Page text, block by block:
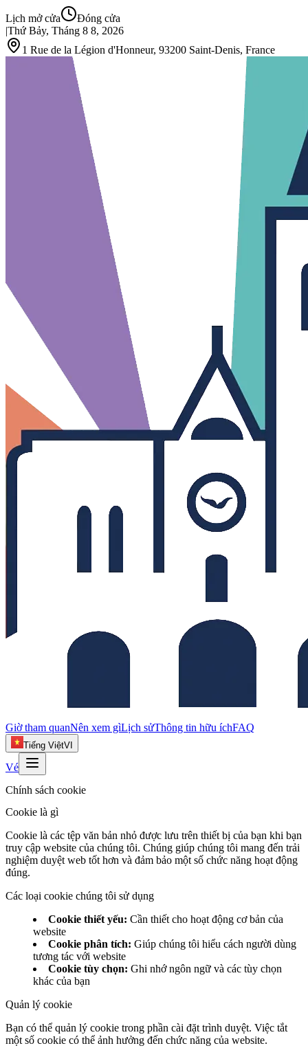
Lịch mở cửa
Đóng cửa
|Thứ Bảy, Tháng 8 8, 2026
1 Rue de la Légion d'Honneur, 93200 Saint‑Denis, France
Giờ tham quanNên xem gìLịch sửThông tin hữu íchFAQ
Tiếng ViệtVI
Vé
Chính sách cookie
Cookie là gì
Cookie là các tệp văn bản nhỏ được lưu trên thiết bị của bạn khi bạn
truy cập website của chúng tôi. Chúng giúp chúng tôi mang đến trải
nghiệm duyệt web tốt hơn và đảm bảo một số chức năng hoạt động
đúng.
Các loại cookie chúng tôi sử dụng
Cookie thiết yếu: Cần thiết cho hoạt động cơ bản của
website
Cookie phân tích: Giúp chúng tôi hiểu cách người dùng
tương tác với website
Cookie tùy chọn: Ghi nhớ ngôn ngữ và các tùy chọn
khác của bạn
Quản lý cookie
Bạn có thể quản lý cookie trong phần cài đặt trình duyệt. Việc tắt
một số cookie có thể ảnh hưởng đến chức năng của website.